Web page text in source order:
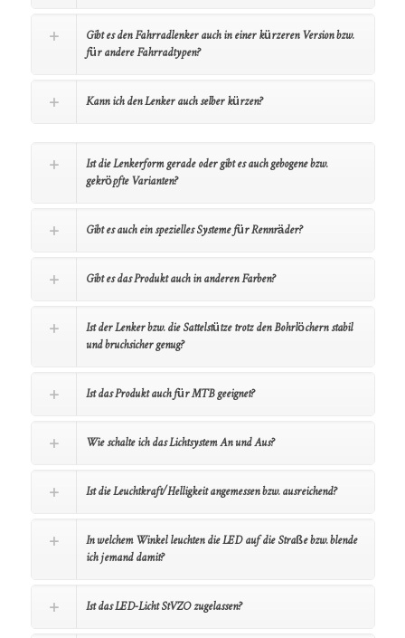
Gibt es den Fahrradlenker auch in einer kürzeren Version bzw.
für andere Fahrradtypen?
Kann ich den Lenker auch selber kürzen?
Ist die Lenkerform gerade oder gibt es auch gebogene bzw.
gekröpfte Varianten?
Gibt es auch ein spezielles Systeme für Rennräder?
Gibt es das Produkt auch in anderen Farben?
Ist der Lenker bzw. die Sattelstütze trotz den Bohrlöchern stabil
und bruchsicher genug?
Ist das Produkt auch für MTB geeignet?
Wie schalte ich das Lichtsystem An und Aus?
Ist die Leuchtkraft/Helligkeit angemessen bzw. ausreichend?
In welchem Winkel leuchten die LED auf die Straße bzw. blende
ich jemand damit?
Ist das LED-Licht StVZO zugelassen?